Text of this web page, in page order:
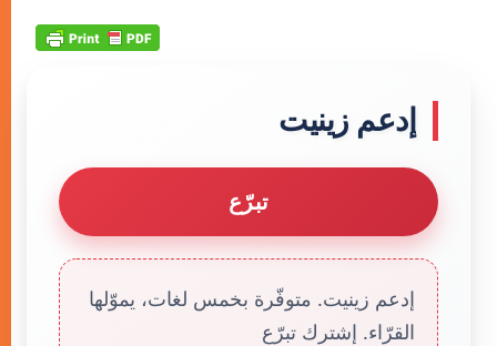
إدعم زينيت
تبرّع
إدعم زينيت. متوفّرة بخمس لغات، يموّلها
القرّاء. إشترك تبرّع